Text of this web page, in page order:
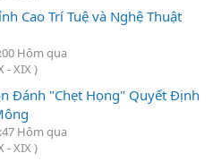
Cao Trí Tuệ và Nghệ Thuật
Hôm qua
- XIX )
Đánh "Chẹt Họng" Quyết Định
Hôm qua
- XIX )